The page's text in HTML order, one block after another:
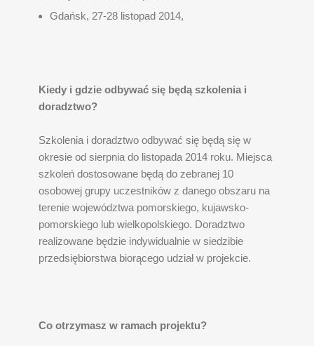
Gdańsk, 27-28 listopad 2014,
Kiedy i gdzie odbywać się będą szkolenia i
doradztwo?
Szkolenia i doradztwo odbywać się będą się w
okresie od sierpnia do listopada 2014 roku. Miejsca
szkoleń dostosowane będą do zebranej 10
osobowej grupy uczestników z danego obszaru na
terenie województwa pomorskiego, kujawsko-
pomorskiego lub wielkopolskiego. Doradztwo
realizowane będzie indywidualnie w siedzibie
przedsiębiorstwa biorącego udział w projekcie.
Co otrzymasz w ramach projektu?